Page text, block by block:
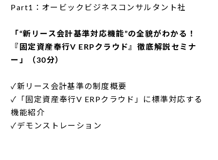
Part1：オービックビジネスコンサルタント社
「“新リース会計基準対応機能”の全貌がわかる！
『固定資産奉行V ERPクラウド』徹底解説セミナ
ー」（30分）
✓新リース会計基準の制度概要
✓「固定資産奉行V ERPクラウド」に標準対応する
機能紹介
✓デモンストレーション